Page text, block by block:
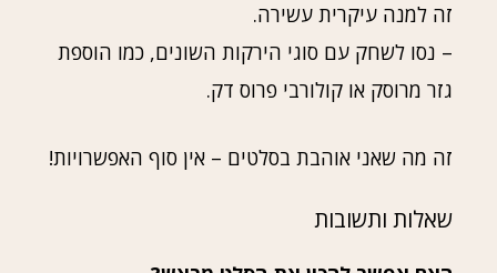
זה למנה עיקרית עשירה.
– נסו לשחק עם סוגי הירקות השונים, כמו הוספת
גזר מרוסק או קולורבי פרוס דק.
זה מה שאני אוהבת בסלטים – אין סוף האפשרויות!
שאלות ותשובות